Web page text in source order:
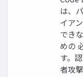
は、
イア
でき
めの
す。
者攻